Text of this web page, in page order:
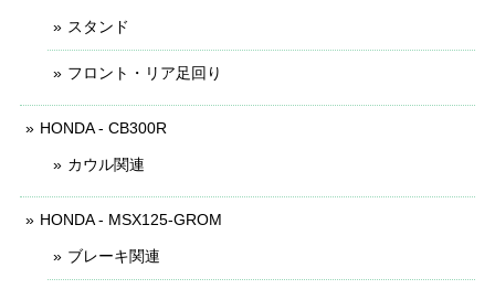
スタンド
フロント・リア足回り
HONDA - CB300R
カウル関連
HONDA - MSX125-GROM
ブレーキ関連